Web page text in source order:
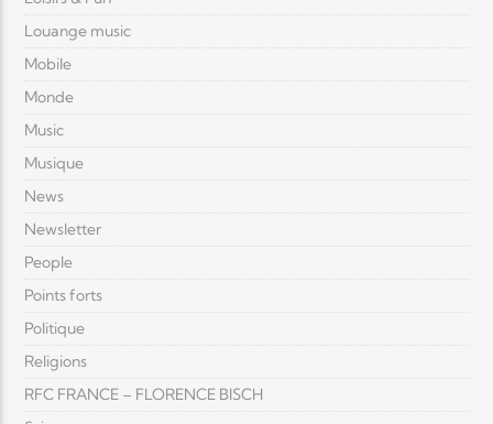
Louange music
Mobile
Monde
Music
Musique
News
Newsletter
People
Points forts
Politique
Religions
RFC FRANCE – FLORENCE BISCH